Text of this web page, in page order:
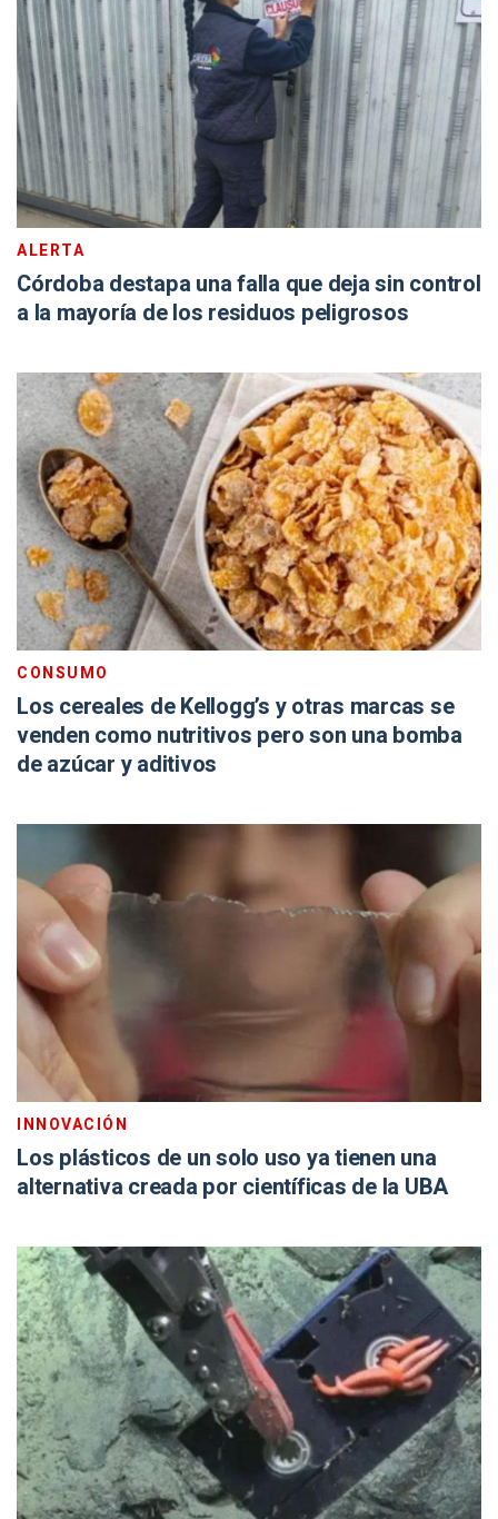
ALERTA
Córdoba destapa una falla que deja sin control
a la mayoría de los residuos peligrosos
CONSUMO
Los cereales de Kellogg’s y otras marcas se
venden como nutritivos pero son una bomba
de azúcar y aditivos
INNOVACIÓN
Los plásticos de un solo uso ya tienen una
alternativa creada por científicas de la UBA